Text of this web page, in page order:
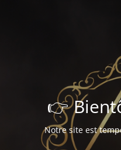
👉
Notre site est